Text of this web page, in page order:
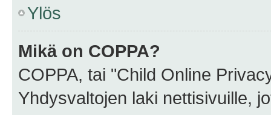
Ylös
Mikä on COPPA?
COPPA, tai "Child Online
Yhdysvaltojen laki nettisivuille,